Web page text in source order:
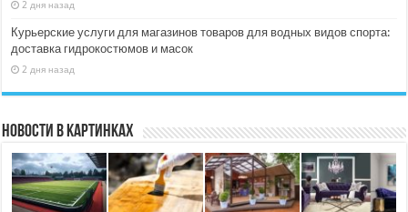
2 дня назад
Курьерские услуги для магазинов товаров для водных видов спорта:
доставка гидрокостюмов и масок
2 дня назад
Новости в картинках